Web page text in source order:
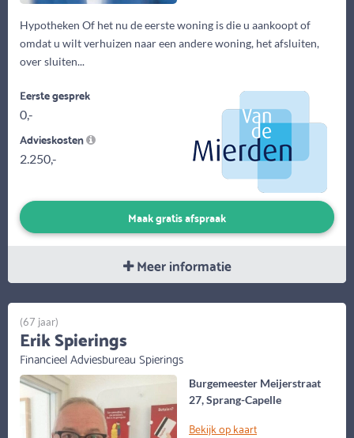
Hypotheken Of het nu de eerste woning is die u aankoopt of
omdat u wilt verhuizen naar een andere woning, het afsluiten,
over sluiten...
Eerste gesprek
0,-
Advieskosten
2.250,-
Maak gratis afspraak
Meer informatie
Burgemeester Meijerstraat
27, Sprang-Capelle
Bekijk op kaart
(67 jaar)
Erik Spierings
Financieel Adviesbureau Spierings